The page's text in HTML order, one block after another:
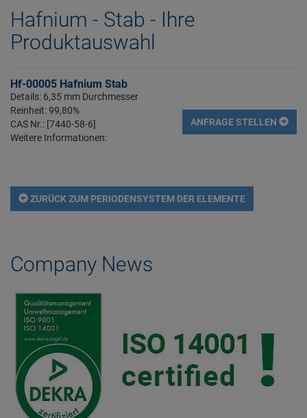
Hafnium - Stab - Ihre
Produktauswahl
Hf-00005 Hafnium Stab
Details: 6,35 mm Durchmesser
Reinheit: 99,80%
CAS Nr.: [7440-58-6]
Weitere Informationen:
ANFRAGE STELLEN
ZURÜCK ZUM PERIODENSYSTEM DER ELEMENTE
Company News